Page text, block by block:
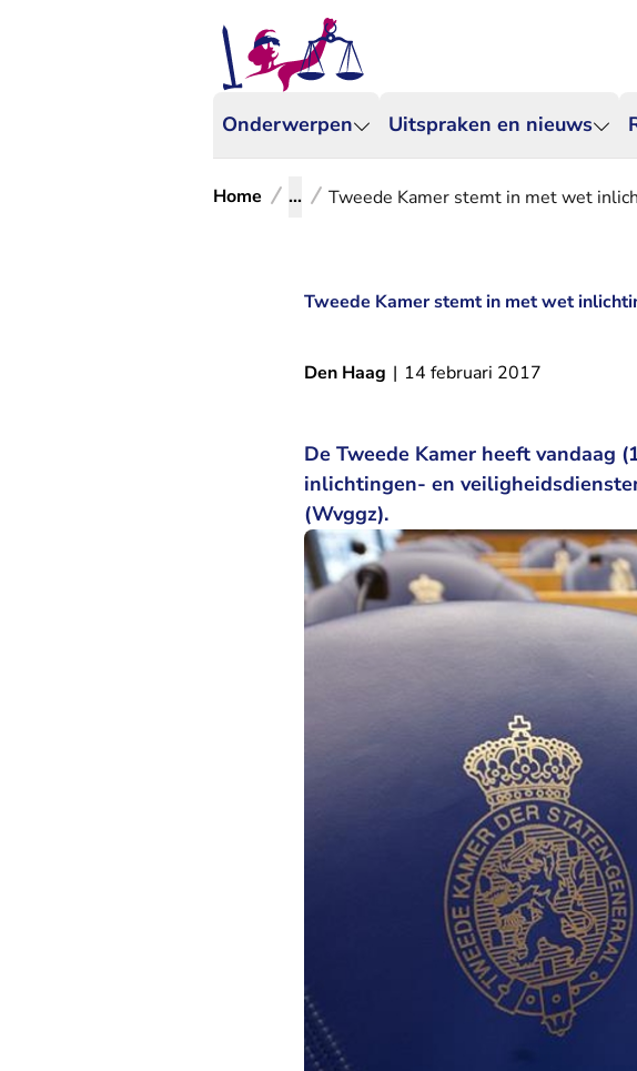
Onderwerpen Uitspraken en nieuws
Home ... Tweede Kamer stemt in met wet
Tweede Kamer stemt in met wet
Den Haag | 14 februari 2017
De Tweede Kamer heeft vandaag
inlichtingen- en
(Wvggz).